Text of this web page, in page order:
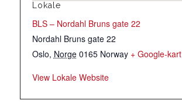
Lokale
BLS – Nordahl Bruns gate 22
Nordahl Bruns gate 22
Oslo, Norge 0165 Norway + Google-kart
View Lokale Website